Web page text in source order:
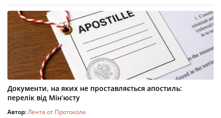
Документи, на яких не проставляється апостиль:
перелік від Мін’юсту
Автор:Лента от Протокола